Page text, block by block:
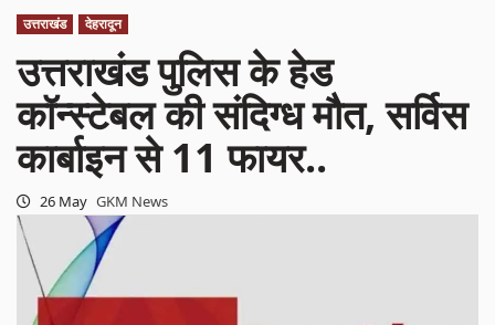
उत्तराखंड देहरादून
उत्तराखंड पुलिस के हेड
कॉन्स्टेबल की संदिग्ध मौत, सर्विस
कार्बाइन से 11 फायर..
26 May GKM News